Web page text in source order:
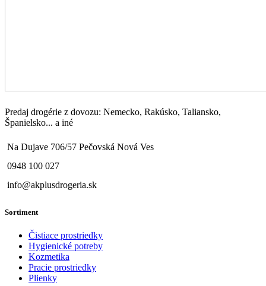
Predaj drogérie z dovozu: Nemecko, Rakúsko, Taliansko,
Španielsko... a iné
Na Dujave 706/57 Pečovská Nová Ves
0948 100 027
info@akplusdrogeria.sk
Sortiment
Čistiace prostriedky
Hygienické potreby
Kozmetika
Pracie prostriedky
Plienky